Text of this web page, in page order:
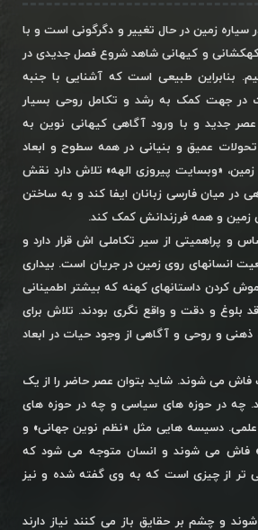
سیاره زمین در حال تغییر و دگرگونی است و با
و کیهانی شاهد شروع فصل جدیدی در
بنابراین طبیعی است که آشنایی با جنبه
در جهت کمک به رشد و تکامل روحی بسیار
جدید و با ورود آگاهی کیهانی نوین به
عمیق و بنیانی در همه سطوح و ابعاد
زمین، «وبسایت پیروزی الهه» تلاش دارد نقش
در میان فارسی زبانان ایفا کند و به ساختن
زمین و همه فرزندانش کمک کند.
و پراهمیتی از سیر تکاملی اش قرار دارد و
انسانهای روی زمین در جریان است. بیداری
کردن داستانهای کهنه که بیشتر اطمینانی
بلوغ و دقت و واقع نگری بودند. تلاش برای
ذهنی و روحی و آگاهی از وجود حیات در ابعاد
فاش می شوند. شاید بتوان عصر حاضر را از یک
چه در حوزه های سیاسی و چه در حوزه های
علمی. دسیسه هایی مثل «نظم نوین جهانی» و
فاش می شوند و انسان متوجه می شود که
تر از چیزی است که به وی گفته شده و نیز
و چشم بر حقایق باز می کنند نیاز دارند